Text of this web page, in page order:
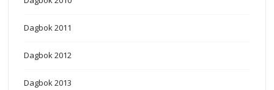
Dagbok 2011
Dagbok 2012
Dagbok 2013